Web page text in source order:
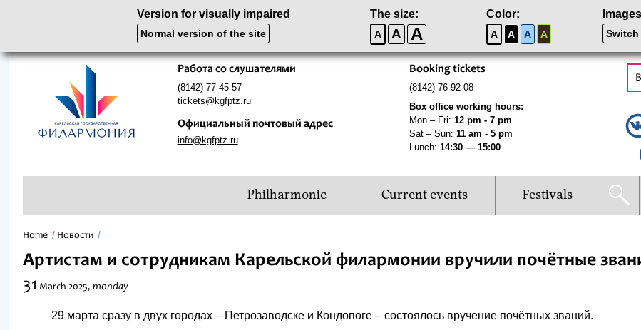
Version for visually impaired
Normal version of the site
The size:
A A A
Color:
A A A A
Работа со слушателями
(8142) 77-45-57
tickets@kgfptz.ru
Официальный почтовый адрес
info@kgfptz.ru
Booking tickets
(8142) 76-92-08
Box office working hours:
Mon – Fri: 12 pm - 7 pm
Sat – Sun: 11 am - 5 pm
Lunch: 14:30 — 15:00
Philharmonic Current events Festivals
Home Новости
Артистам и сотрудникам Карельской филармонии вручили почётные
31 March 2025, monday
29 марта сразу в двух городах – Петрозаводске и Кондопоге – состоялось вручение почётных званий.